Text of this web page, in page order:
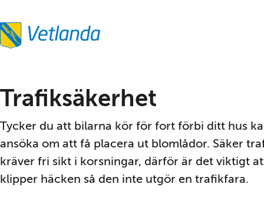
Trafiksäkerhet
Tycker du att bilarna kör för fort förbi ditt hus
ansöka om att få placera ut blomlådor. Säker
kräver fri sikt i korsningar, därför är det viktigt
klipper häcken så den inte utgör en trafikfara.